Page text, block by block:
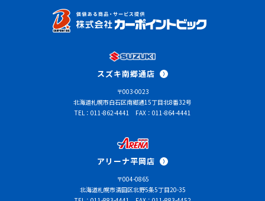
スズキ南郷通店
〒003-0023
北海道札幌市白石区南郷通15丁目北8番32号
TEL：011-862-4441
FAX：011-864-4441
アリーナ平岡店
〒004-0865
北海道札幌市清田区北野5条5丁目20-35